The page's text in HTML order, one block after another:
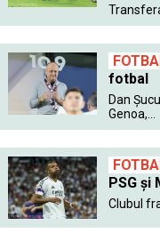
fotbal
Dan
Genoa,...
PSG şi
Clubul